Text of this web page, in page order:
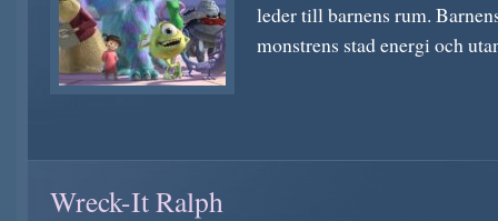
leder till barnens rum.
monstrens stad energi och
Wreck-It Ralph